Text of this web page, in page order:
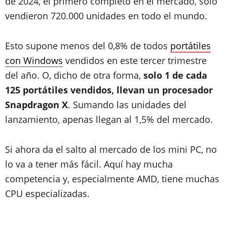
vendieron 720.000 unidades en todo el mundo.
Esto supone menos del 0,8% de todos portátiles
con Windows vendidos en este tercer trimestre
del año. O, dicho de otra forma, solo 1 de cada
125 portátiles vendidos, llevan un procesador
Snapdragon X. Sumando las unidades del
lanzamiento, apenas llegan al 1,5% del mercado.
Si ahora da el salto al mercado de los mini PC, no
lo va a tener más fácil. Aquí hay mucha
competencia y, especialmente AMD, tiene muchas
CPU especializadas.